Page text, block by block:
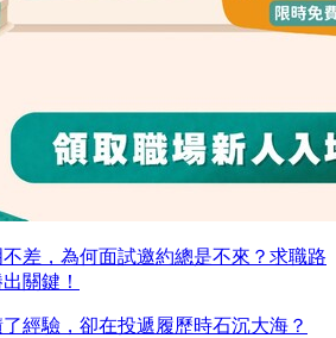
不差，為何面試邀約總是不來？求職路
關鍵！
經驗，卻在投遞履歷時石沉大海？